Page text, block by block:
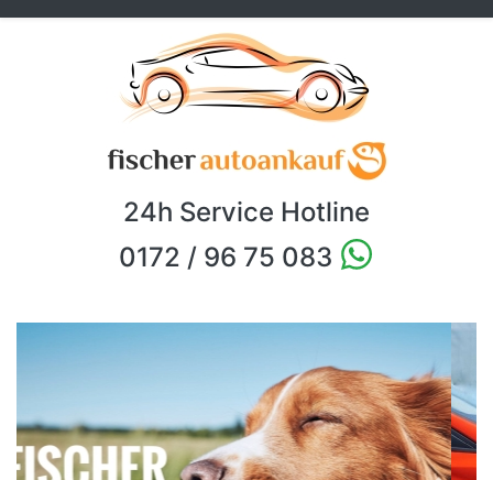
24h Service Hotline
0172 / 96 75 083